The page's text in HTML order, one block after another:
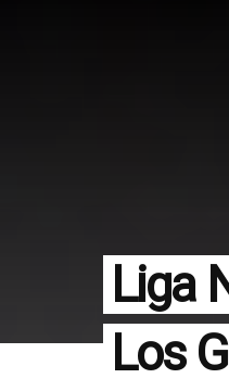
Liga
Los